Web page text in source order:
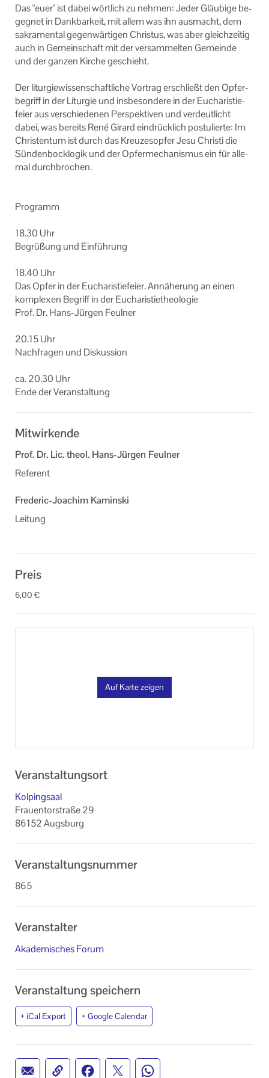
Das "euer" ist dabei wört­lich zu neh­men: Jeder Gläu­bi­ge be­
geg­net in Dank­bar­keit, mit allem was ihn aus­macht, dem
sa­kra­men­tal ge­gen­wär­ti­gen Chris­tus, was aber gleich­zei­tig
auch in Ge­mein­schaft mit der ver­sam­mel­ten Ge­mein­de
und der gan­zen Kir­che ge­schieht.
Der lit­ur­gie­wis­sen­schaft­li­che Vor­trag er­schließt den Op­fer­
be­griff in der Lit­ur­gie und ins­be­son­de­re in der Eu­cha­ris­tie­
fei­er aus ver­schie­de­nen Per­spek­ti­ven und ver­deut­licht
dabei, was be­reits René Gi­rard ein­drück­lich pos­tu­lier­te: Im
Chris­ten­tum ist durch das Kreu­zes­op­fer Jesu Chris­ti die
Sün­den­bock­lo­gik und der Op­fer­me­cha­nis­mus ein für al­le­
mal durch­bro­chen.
Pro­gramm
18.30 Uhr
Be­grü­ßung und Ein­füh­rung
18.40 Uhr
Das Opfer in der Eu­cha­ris­tie­fei­er. An­nä­he­rung an einen
kom­ple­xen Be­griff in der Eu­cha­ris­tie­theo­lo­gie
Prof. Dr. Hans-​Jürgen Feul­ner
20.15 Uhr
Nach­fra­gen und Dis­kus­si­on
ca. 20.30 Uhr
Ende der Ver­an­stal­tung
Mitwirkende
Prof. Dr. Lic. theol. Hans-Jürgen Feulner
Referent
Frederic-Joachim Kaminski
Leitung
Preis
6,00 €
Auf Karte zeigen
Veranstaltungsort
Kolpingsaal
Frauentorstraße 29
86152 Augsburg
Veranstaltungsnummer
865
Veranstalter
Akademisches Forum
Veranstaltung speichern
+ iCal Export + Google Calendar